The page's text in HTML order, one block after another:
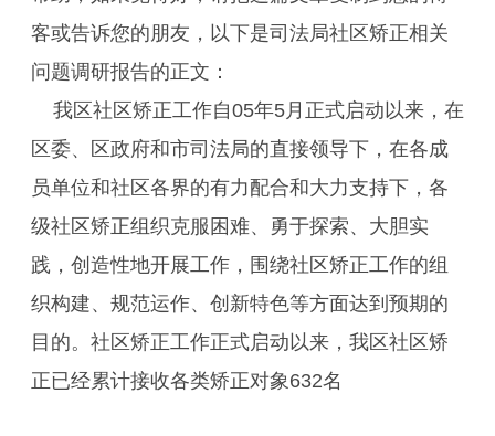
客或告诉您的朋友，以下是司法局社区矫正相关
问题调研报告的正文：
我区社区矫正工作自05年5月正式启动以来，在
区委、区政府和市司法局的直接领导下，在各成
员单位和社区各界的有力配合和大力支持下，各
级社区矫正组织克服困难、勇于探索、大胆实
践，创造性地开展工作，围绕社区矫正工作的组
织构建、规范运作、创新特色等方面达到预期的
目的。社区矫正工作正式启动以来，我区社区矫
正已经累计接收各类矫正对象632名